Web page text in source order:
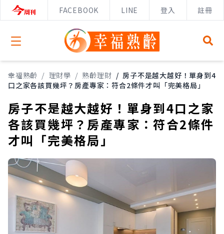
FACEBOOK LINE 登入 註冊
Open menu
幸福熟齡 / 理財學 / 熟齡理財 / 房子不是越大越好！單身到4
口之家各該買幾坪？房產專家：符合2條件才叫「完美格局」
房子不是越大越好！單身到4口之家
各該買幾坪？房產專家：符合2條件
才叫「完美格局」